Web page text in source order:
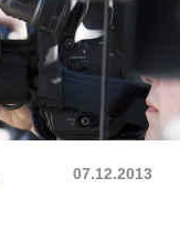
07.12.2013